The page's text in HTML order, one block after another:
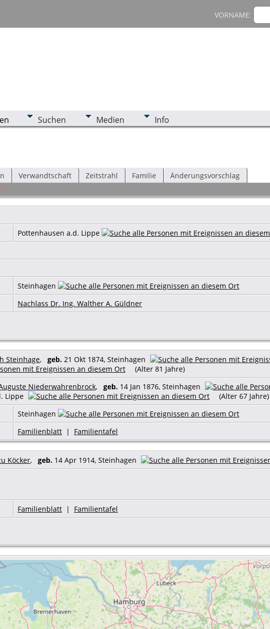
VORNAME:
Suchen Medien Info
Verwandtschaft Zeitstrahl Familie Änderungsvorschlag
Pottenhausen a.d. Lippe
Steinhagen
Nachlass Dr. Ing. Walther A. Güldner
Steinhage, geb. 21 Okt 1874, Steinhagen
(Alter 81 Jahre)
Niederwahrenbrock, geb. 14 Jan 1876, Steinhagen
Lippe
(Alter 67 Jahre)
Steinhagen
Familienblatt | Familientafel
Köcker, geb. 14 Apr 1914, Steinhagen
Familienblatt | Familientafel